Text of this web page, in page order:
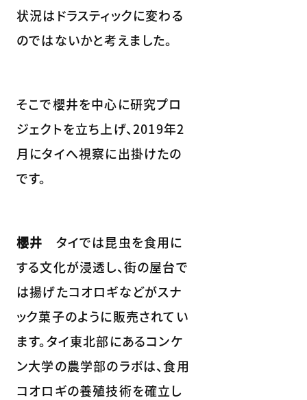
状況はドラスティックに変わる
のではないかと考えました。
そこで櫻井を中心に研究プロ
ジェクトを立ち上げ、2019年2
月にタイへ視察に出掛けたの
です。
櫻井 タイでは昆虫を食用に
する文化が浸透し、街の屋台で
は揚げたコオロギなどがスナ
ック菓子のように販売されてい
ます。タイ東北部にあるコンケ
ン大学の農学部のラボは、食用
コオロギの養殖技術を確立し